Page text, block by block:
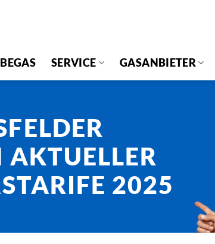
SERVICE GASANBIETER
AKTUELLER
2025